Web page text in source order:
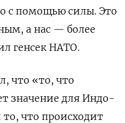
с помощью силы. Это
а нас — более
генсек НАТО.
что «то, что
значение для Индо-
то, что происходит